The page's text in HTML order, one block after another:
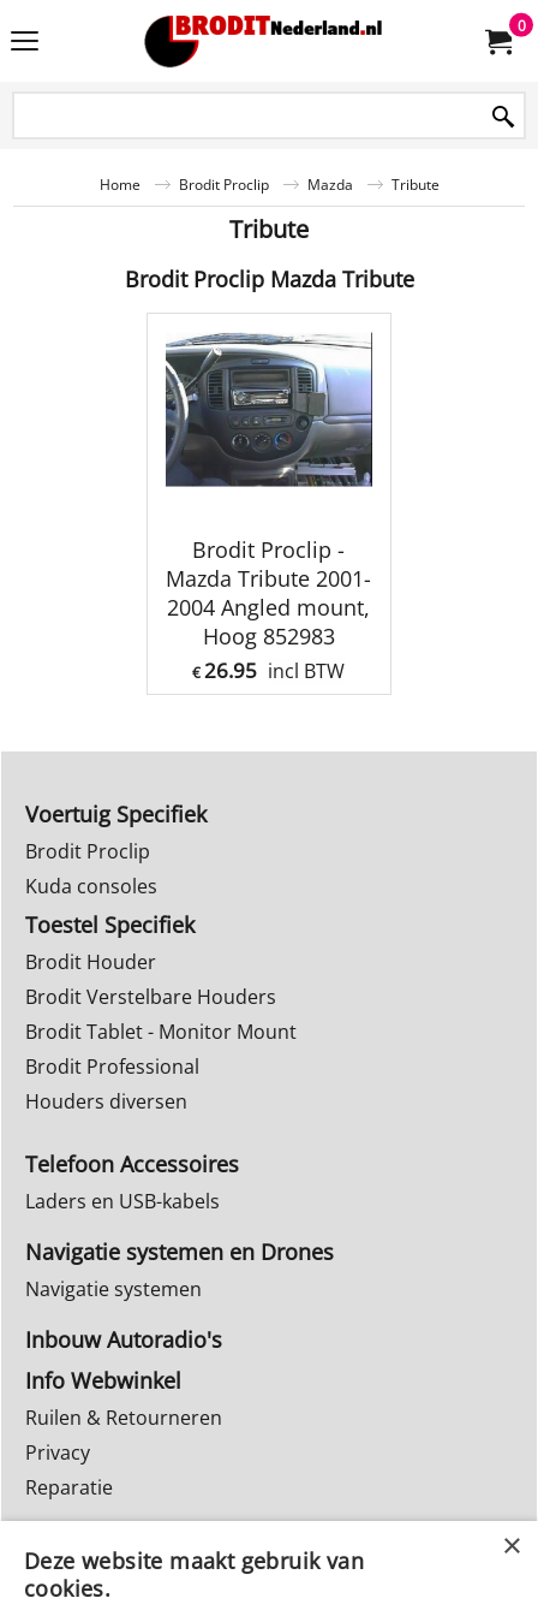
0
Home Brodit Proclip Mazda Tribute
Tribute
Brodit Proclip Mazda Tribute
Brodit Proclip -
Mazda Tribute 2001-
2004 Angled mount,
Hoog 852983
€ 26.95 incl BTW
Voertuig Specifiek
Brodit Proclip
Kuda consoles
Toestel Specifiek
Brodit Houder
Brodit Verstelbare Houders
Brodit Tablet - Monitor Mount
Brodit Professional
Houders diversen
Telefoon Accessoires
Laders en USB-kabels
Navigatie systemen en Drones
Navigatie systemen
Inbouw Autoradio's
Info Webwinkel
Ruilen & Retourneren
Privacy
Reparatie
Deze website maakt gebruik van
cookies.